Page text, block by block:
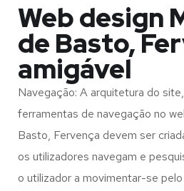
Web design
de Basto,
amigável
Navegação: A arquitetura do
ferramentas de navegação no
Basto, Fervença devem ser
os utilizadores navegam e
o utilizador a movimentar-se